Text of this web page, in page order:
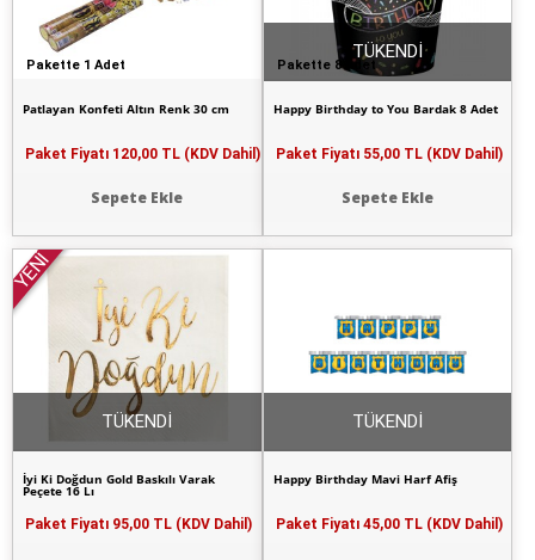
Pakette 1 Adet
Patlayan Konfeti Altın Renk 30 cm
Paket Fiyatı 120,00 TL (KDV Dahil)
Sepete Ekle
Pakette 8 Adet
Happy Birthday to You Bardak 8 Adet
Paket Fiyatı 55,00 TL (KDV Dahil)
Sepete Ekle
TÜKENDİ
YENİ
İyi Ki Doğdun Gold Baskılı Varak
Peçete 16 Lı
Paket Fiyatı 95,00 TL (KDV Dahil)
TÜKENDİ
Happy Birthday Mavi Harf Afiş
Paket Fiyatı 45,00 TL (KDV Dahil)
TÜKENDİ